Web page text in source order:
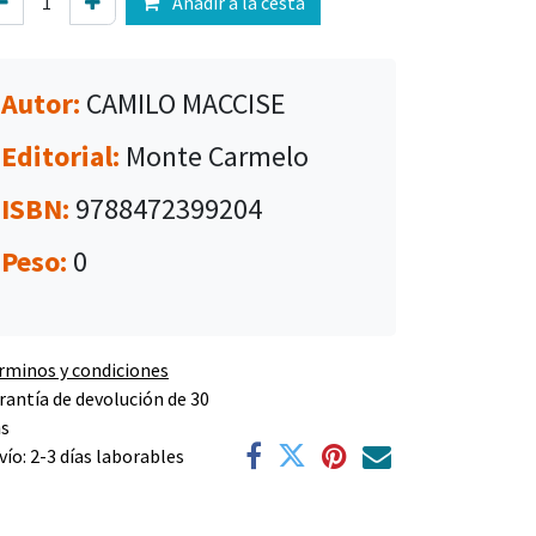
Autor: CAMILO MACCISE
Editorial: Monte Carmelo
ISBN: 9788472399204
Peso: 0
y condiciones
de devolución de 30
2-3 días laborables